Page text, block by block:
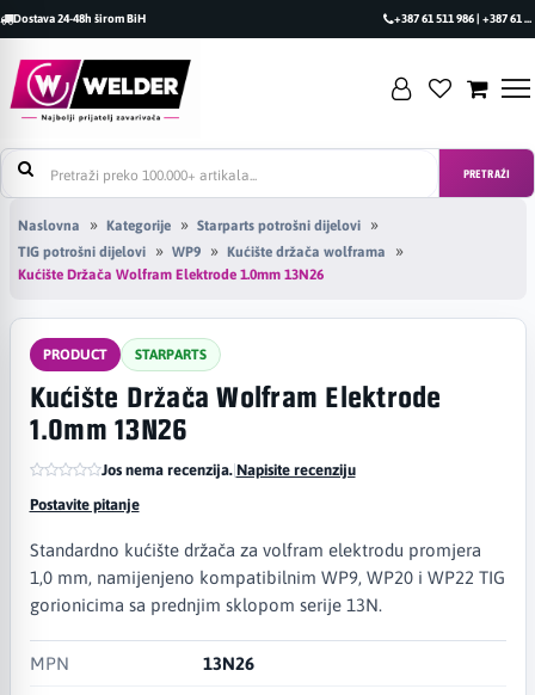
Dostava 24-48h širom BiH +387 61 511 986 | +387 61 493 470
PRETRAŽI
Naslovna Kategorije
Starparts potrošni dijelovi
TIG potrošni dijelovi
WP9
Kućište držača wolframa
Kućište Držača Wolfram Elektrode 1.0mm 13N26
PRODUCT STARPARTS
Kućište Držača Wolfram Elektrode
1.0mm 13N26
Jos nema recenzija.|Napisite recenziju
Postavite pitanje
Standardno kućište držača za volfram elektrodu promjera
1,0 mm, namijenjeno kompatibilnim WP9, WP20 i WP22 TIG
gorionicima sa prednjim sklopom serije 13N.
MPN 13N26